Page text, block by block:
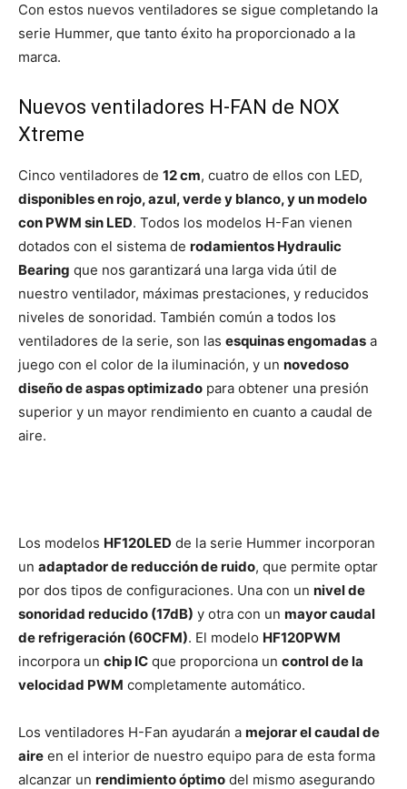
Con estos nuevos ventiladores se sigue completando la
serie Hummer, que tanto éxito ha proporcionado a la
marca.
Nuevos ventiladores H-FAN de NOX
Xtreme
Cinco ventiladores de 12 cm, cuatro de ellos con LED,
disponibles en rojo, azul, verde y blanco, y un modelo
con PWM sin LED. Todos los modelos H-Fan vienen
dotados con el sistema de rodamientos Hydraulic
Bearing que nos garantizará una larga vida útil de
nuestro ventilador, máximas prestaciones, y reducidos
niveles de sonoridad. También común a todos los
ventiladores de la serie, son las esquinas engomadas a
juego con el color de la iluminación, y un novedoso
diseño de aspas optimizado para obtener una presión
superior y un mayor rendimiento en cuanto a caudal de
aire.
Los modelos HF120LED de la serie Hummer incorporan
un adaptador de reducción de ruido, que permite optar
por dos tipos de configuraciones. Una con un nivel de
sonoridad reducido (17dB) y otra con un mayor caudal
de refrigeración (60CFM). El modelo HF120PWM
incorpora un chip IC que proporciona un control de la
velocidad PWM completamente automático.
Los ventiladores H-Fan ayudarán a mejorar el caudal de
aire en el interior de nuestro equipo para de esta forma
alcanzar un rendimiento óptimo del mismo asegurando